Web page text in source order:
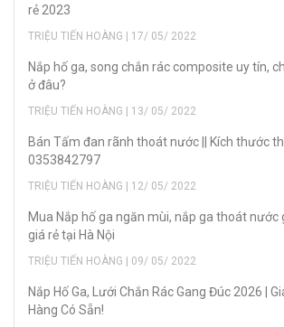
rẻ 2023
TRIỆU TIẾN HOÀNG | 17/ 05/ 2022
Nắp hố ga, song chắn rác composite uy tín,
ở đâu?
TRIỆU TIẾN HOÀNG | 13/ 05/ 2022
Bán Tấm đan rãnh thoát nước || Kích thước
0353842797
TRIỆU TIẾN HOÀNG | 12/ 05/ 2022
Mua Nắp hố ga ngăn mùi, nắp ga thoát nước
giá rẻ tại Hà Nội
TRIỆU TIẾN HOÀNG | 09/ 05/ 2022
Nắp Hố Ga, Lưới Chắn Rác Gang Đúc 2026 |
Hàng Có Sẵn!